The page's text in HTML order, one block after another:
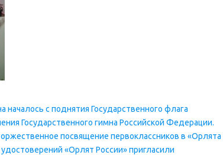
с поднятия Государственного флага
Государственного гимна Российской Федерации.
посвящение первоклассников в «Орлята
«Орлят России» пригласили